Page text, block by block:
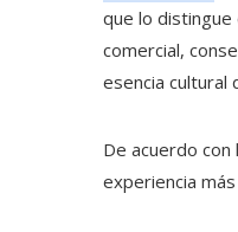
que lo
comercial,
esencia cultural
De acuerdo
experiencia